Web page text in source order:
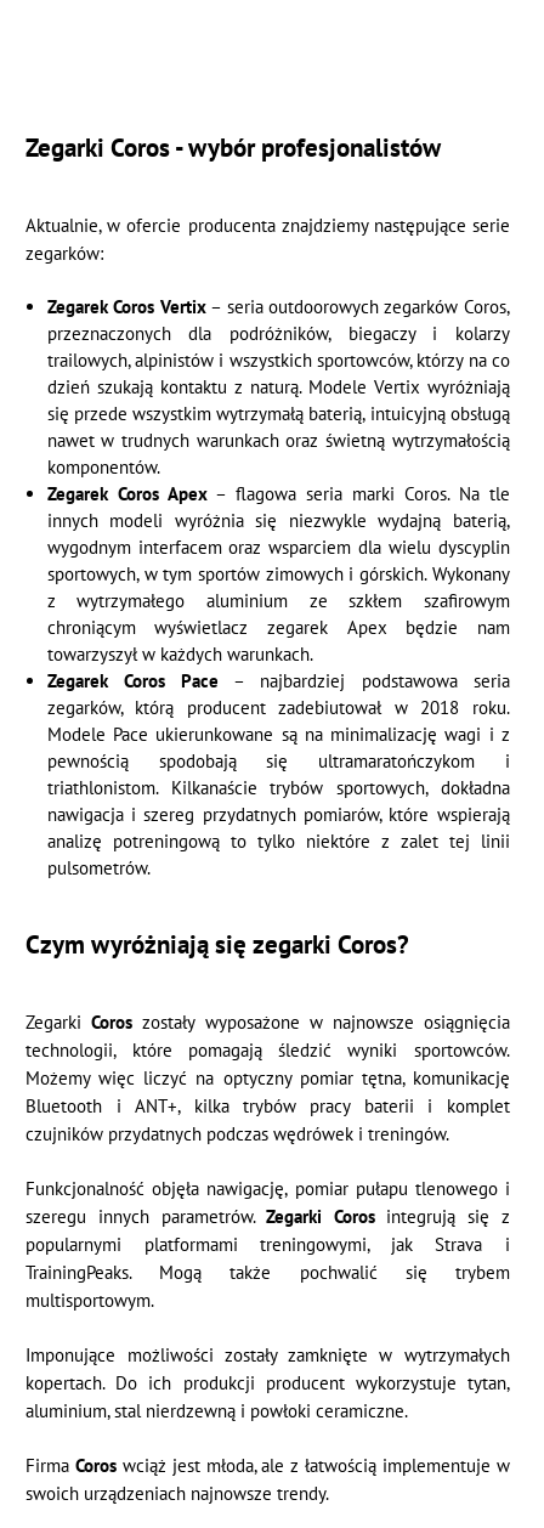
Zegarki Coros - wybór profesjonalistów
Aktualnie, w ofercie producenta znajdziemy następujące serie
zegarków:
Zegarek Coros Vertix– seria outdoorowych zegarków Coros,
przeznaczonych dla podróżników, biegaczy i kolarzy
trailowych, alpinistów i wszystkich sportowców, którzy na co
dzień szukają kontaktu z naturą. Modele Vertix wyróżniają
się przede wszystkim wytrzymałą baterią, intuicyjną obsługą
nawet w trudnych warunkach oraz świetną wytrzymałością
komponentów.
Zegarek Coros Apex– flagowa seria marki Coros. Na tle
innych modeli wyróżnia się niezwykle wydajną baterią,
wygodnym interfacem oraz wsparciem dla wielu dyscyplin
sportowych, w tym sportów zimowych i górskich. Wykonany
z wytrzymałego aluminium ze szkłem szafirowym
chroniącym wyświetlacz zegarek Apex będzie nam
towarzyszył w każdych warunkach.
Zegarek Coros Pace – najbardziej podstawowa seria
zegarków, którą producent zadebiutował w 2018 roku.
Modele Pace ukierunkowane są na minimalizację wagi i z
pewnością spodobają się ultramaratończykom i
triathlonistom. Kilkanaście trybów sportowych, dokładna
nawigacja i szereg przydatnych pomiarów, które wspierają
analizę potreningową to tylko niektóre z zalet tej linii
pulsometrów.
Czym wyróżniają się zegarki Coros?
ZegarkiCoros zostały wyposażone w najnowsze osiągnięcia
technologii, które pomagają śledzić wyniki sportowców.
Możemy więc liczyć na optyczny pomiar tętna, komunikację
Bluetooth i ANT+, kilka trybów pracy baterii i komplet
czujników przydatnych podczas wędrówek i treningów.
Funkcjonalność objęła nawigację, pomiar pułapu tlenowego i
szeregu innych parametrów.Zegarki Corosintegrują się z
popularnymi platformami treningowymi, jak Strava i
TrainingPeaks. Mogą także pochwalić się trybem
multisportowym.
Imponujące możliwości zostały zamknięte w wytrzymałych
kopertach. Do ich produkcji producent wykorzystuje tytan,
aluminium, stal nierdzewną i powłoki ceramiczne.
FirmaCoros wciąż jest młoda, ale z łatwością implementuje w
swoich urządzeniach najnowsze trendy.